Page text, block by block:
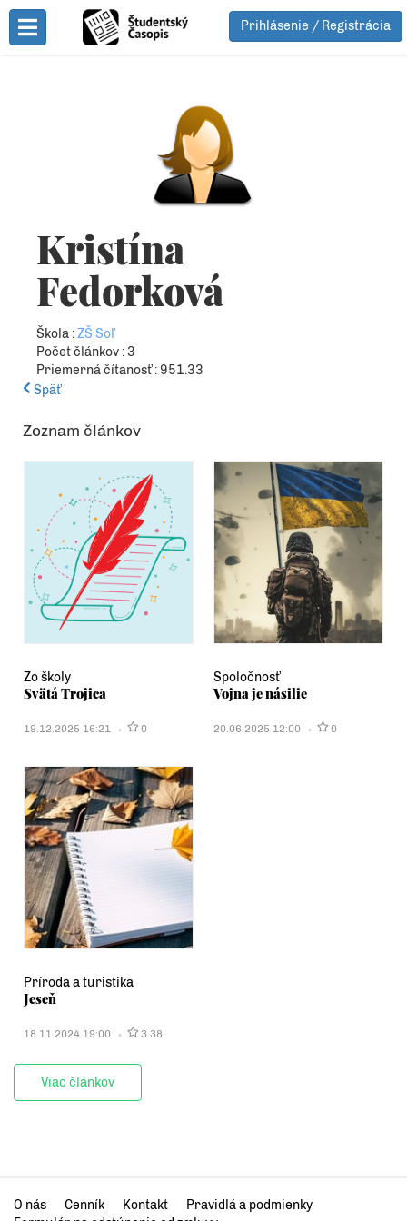
Toggle Menu
Prihlásenie / Registrácia
Kristína
Fedorková
Škola :ZŠ Soľ
Počet článkov : 3
Priemerná čítanosť : 951.33
Späť
Zoznam článkov
Zo školy
Svätá Trojica
19.12.2025 16:21 0
Spoločnosť
Vojna je násilie
20.06.2025 12:00 0
Príroda a turistika
Jeseň
18.11.2024 19:00 3.38
Viac článkov
O nás Cenník Kontakt
Pravidlá a podmienky